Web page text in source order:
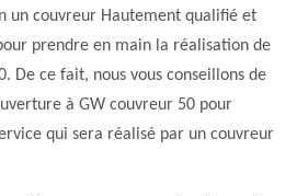
un couvreur Hautement qualifié et
prendre en main la réalisation de
De ce fait, nous vous conseillons de
à GW couvreur 50 pour
qui sera réalisé par un couvreur